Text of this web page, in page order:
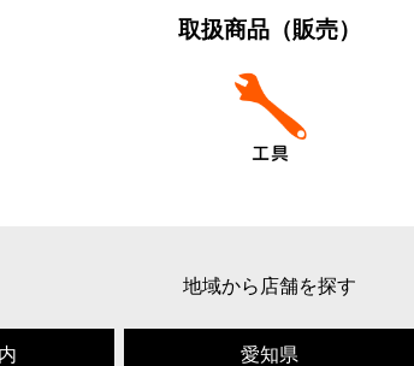
取扱商品（販売）
地域から店舗を探す
愛知県